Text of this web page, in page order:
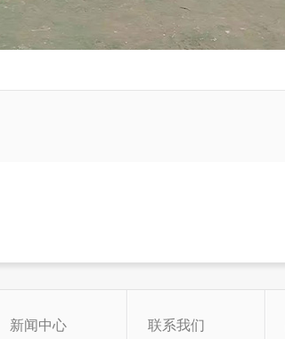
新闻中心 联系我们